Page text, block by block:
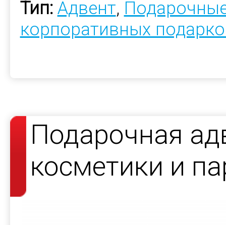
Тип: Адвент,
корпоративных
Подарочная
косметики и